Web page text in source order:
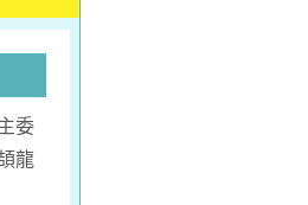
委
龍